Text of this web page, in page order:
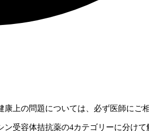
上の問題については、必ず医師にご
受容体拮抗薬の4カテゴリーに分け